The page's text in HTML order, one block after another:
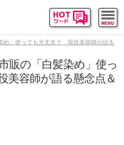
め」使っても大丈夫？ 現役美容師が語る
販の「白髪染め」使っ
容師が語る懸念点＆